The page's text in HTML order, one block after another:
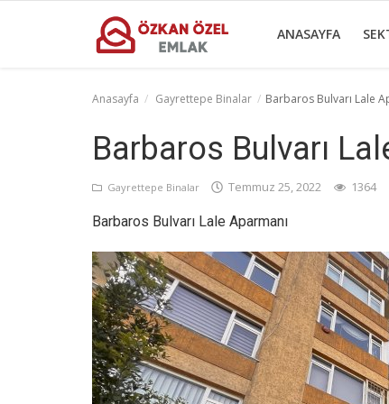
ANASAYFA
Anasayfa Gayrettepe Binalar Barbaros Bulvarı Lale
Barbaros Bulvarı
Gayrettepe Binalar Temmuz 25, 2022 1364
Barbaros Bulvarı Lale Aparmanı